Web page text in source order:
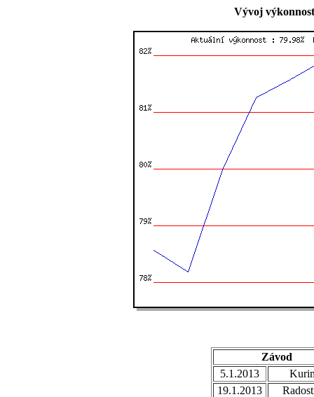
Vývoj
Závod
5.1.2013
19.1.2013